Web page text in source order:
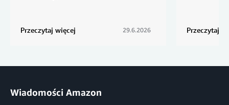
Przeczytaj więcej 29.6.2026 Przeczytaj
Wiadomości Amazon